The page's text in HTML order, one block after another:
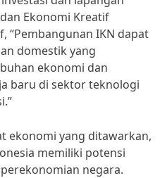
Ekonomi Kreatif
“Pembangunan IKN dapat
domestik yang
ekonomi dan
baru di sektor teknologi
ekonomi yang ditawarkan,
memiliki potensi
negara.